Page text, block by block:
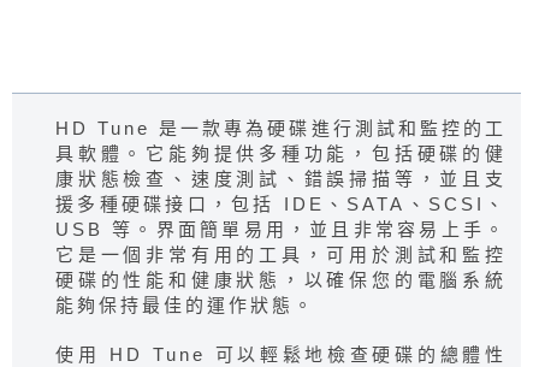
HD Tune 是一款專為硬碟進行測試和監控的工
具軟體。它能夠提供多種功能，包括硬碟的健
康狀態檢查、速度測試、錯誤掃描等，並且支
援多種硬碟接口，包括 IDE、SATA、SCSI、
USB 等。界面簡單易用，並且非常容易上手。
它是一個非常有用的工具，可用於測試和監控
硬碟的性能和健康狀態，以確保您的電腦系統
能夠保持最佳的運作狀態。
使用 HD Tune 可以輕鬆地檢查硬碟的總體性